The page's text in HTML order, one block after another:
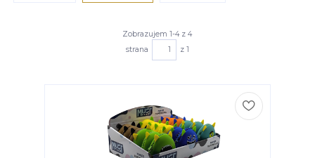
Zobrazujem 1-4 z 4
strana
z 1